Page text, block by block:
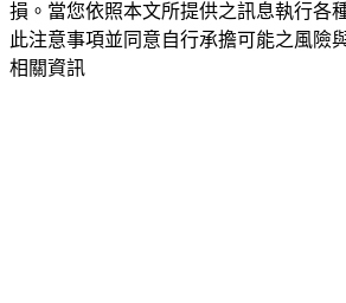
損。當您依照本文所提供之訊息執行各
此注意事項並同意自行承擔可能之風險
相關資訊